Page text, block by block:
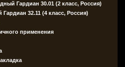
Гардиан 30.01 (2 класс, Россия)
32.11 (4 класс, Россия)
применения